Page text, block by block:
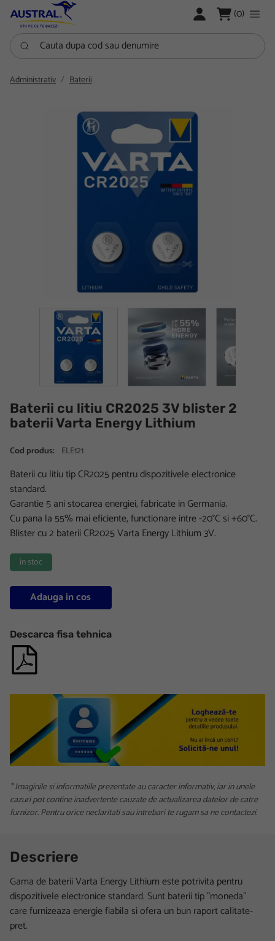
LOGARE (0)
Cauta dupa cod sau denumire
Administrativ Baterii
Baterii cu litiu CR2025 3V blister 2
baterii Varta Energy Lithium
Cod produs: ELE121
Baterii cu litiu tip CR2025 pentru dispozitivele electronice
standard.
Garantie 5 ani stocarea energiei, fabricate in Germania.
Cu pana la 55% mai eficiente, functionare intre -20°C si +60°C.
Blister cu 2 baterii CR2025 Varta Energy Lithium 3V.
in stoc
Adauga in cos
Descarca fisa tehnica
* Imaginile si informatiile prezentate au caracter informativ, iar in unele
cazuri pot contine inadvertente cauzate de actualizarea datelor de catre
furnizor. Pentru orice neclaritati sau intrebari te rugam sa ne contactezi.
Descriere
Gama de baterii Varta Energy Lithium este potrivita pentru
dispozitivele electronice standard. Sunt baterii tip ”moneda”
care furnizeaza energie fiabila si ofera un bun raport calitate-
pret.